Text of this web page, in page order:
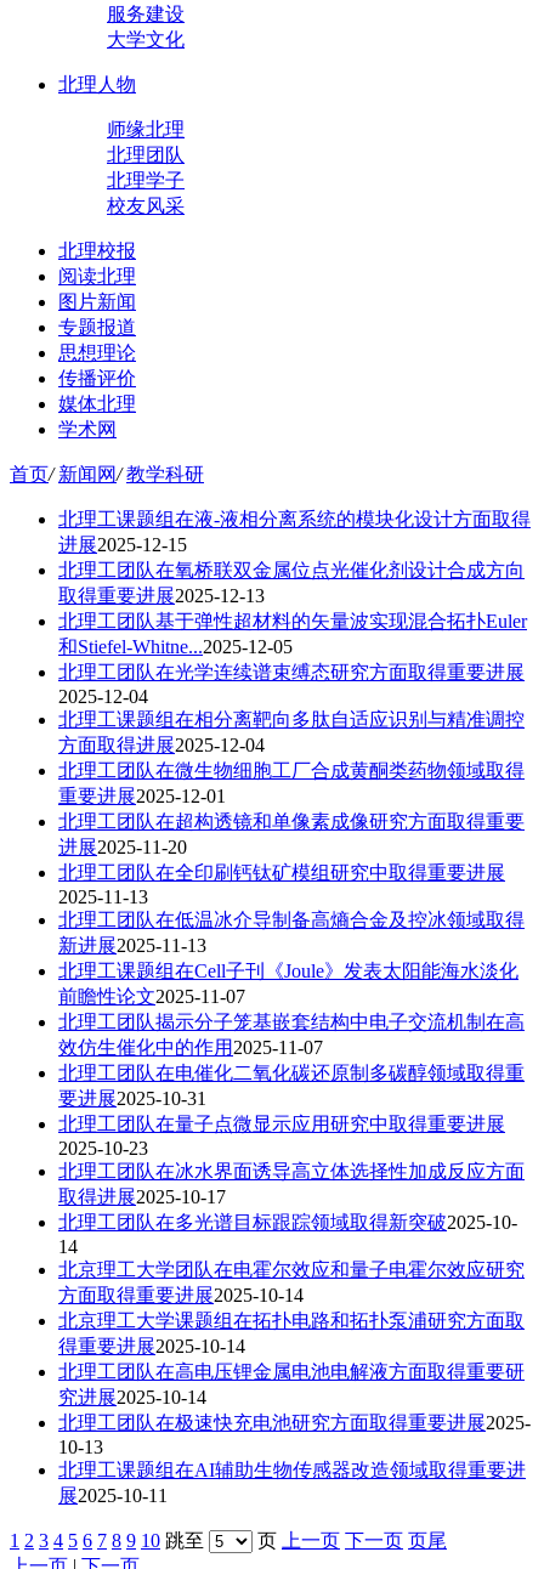
服务建设
大学文化
北理人物
师缘北理
北理团队
北理学子
校友风采
北理校报
阅读北理
图片新闻
专题报道
思想理论
传播评价
媒体北理
学术网
首页/ 新闻网/ 教学科研
北理工课题组在液-液相分离系统的模块化设计方面取得
进展2025-12-15
北理工团队在氧桥联双金属位点光催化剂设计合成方向
取得重要进展2025-12-13
北理工团队基于弹性超材料的矢量波实现混合拓扑Euler
和Stiefel-Whitne...2025-12-05
北理工团队在光学连续谱束缚态研究方面取得重要进展
2025-12-04
北理工课题组在相分离靶向多肽自适应识别与精准调控
方面取得进展2025-12-04
北理工团队在微生物细胞工厂合成黄酮类药物领域取得
重要进展2025-12-01
北理工团队在超构透镜和单像素成像研究方面取得重要
进展2025-11-20
北理工团队在全印刷钙钛矿模组研究中取得重要进展
2025-11-13
北理工团队在低温冰介导制备高熵合金及控冰领域取得
新进展2025-11-13
北理工课题组在Cell子刊《Joule》发表太阳能海水淡化
前瞻性论文2025-11-07
北理工团队揭示分子笼基嵌套结构中电子交流机制在高
效仿生催化中的作用 2025-11-07
北理工团队在电催化二氧化碳还原制多碳醇领域取得重
要进展2025-10-31
北理工团队在量子点微显示应用研究中取得重要进展
2025-10-23
北理工团队在冰水界面诱导高立体选择性加成反应方面
取得进展2025-10-17
北理工团队在多光谱目标跟踪领域取得新突破2025-10-
14
北京理工大学团队在电霍尔效应和量子电霍尔效应研究
方面取得重要进展2025-10-14
北京理工大学课题组在拓扑电路和拓扑泵浦研究方面取
得重要进展2025-10-14
北理工团队在高电压锂金属电池电解液方面取得重要研
究进展2025-10-14
北理工团队在极速快充电池研究方面取得重要进展2025-
10-13
北理工课题组在AI辅助生物传感器改造领域取得重要进
展2025-10-11
1 2 3 4 5 6 7 8 9 10 跳至 页 上一页 下一页 页尾